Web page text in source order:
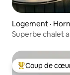
Logement ·
Superbe chalet
Coup de cœur
Coup de